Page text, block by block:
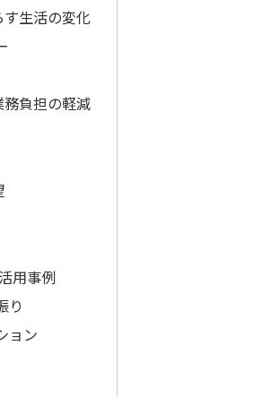
す生活の変化
務負担の軽減
用事例
り
ョン